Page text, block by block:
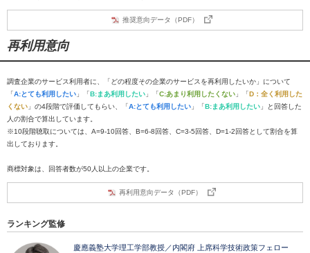
推奨意向データ（PDF）
再利用意向
調査企業のサービス利用者に、「どの程度その企業のサービスを再利用したいか」について
「A:とても利用したい 」「B:まあ利用したい 」「C:あまり利用したくない 」「D：全く利用した
くない 」の4段階で評価してもらい、「A:とても利用したい 」「B:まあ利用したい 」と回答した
人の割合で算出しています。
※10段階聴取については、A=9-10回答、B=6-8回答、C=3-5回答、D=1-2回答として割合を算
出しております。
商標対象は、回答者数が50人以上の企業です。
再利用意向データ（PDF）
ランキング監修
慶應義塾大学理工学部教授／内閣府 上席科学技術政策フェロー